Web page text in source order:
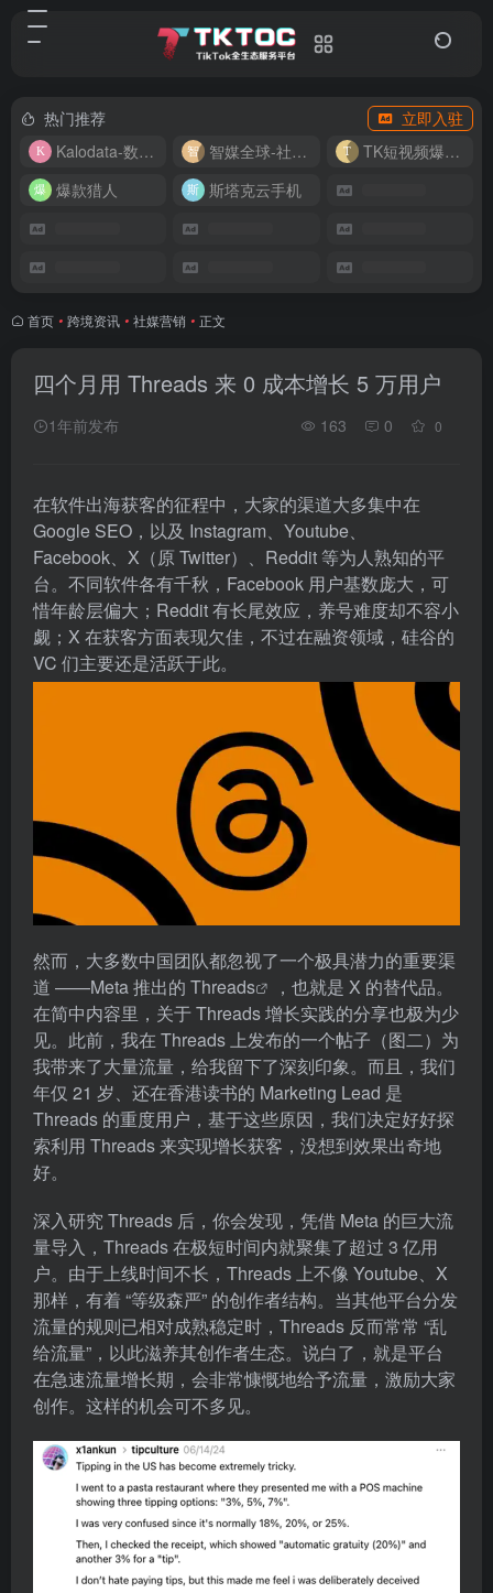
热门推荐
立即入驻
Kalodata-数据分析平台
智媒全球-社媒管理平台
TK短视频爆款复刻
爆款猎人
斯塔克云手机
首页 • 跨境资讯 • 社媒营销 • 正文
四个月用 Threads 来 0 成本增长 5 万用户
1年前发布 163 0 0
在软件出海获客的征程中，大家的渠道大多集中在
Google SEO，以及 Instagram、Youtube、
Facebook、X（原 Twitter）、Reddit 等为人熟知的平
台。不同软件各有千秋，Facebook 用户基数庞大，可
惜年龄层偏大；Reddit 有长尾效应，养号难度却不容小
觑；X 在获客方面表现欠佳，不过在融资领域，硅谷的
VC 们主要还是活跃于此。
然而，大多数中国团队都忽视了一个极具潜力的重要渠
道 ——Meta 推出的 Threads
，也就是 X 的替代品。
在简中内容里，关于 Threads 增长实践的分享也极为少
见。此前，我在 Threads 上发布的一个帖子（图二）为
我带来了大量流量，给我留下了深刻印象。而且，我们
年仅 21 岁、还在香港读书的 Marketing Lead 是
Threads 的重度用户，基于这些原因，我们决定好好探
索利用 Threads 来实现增长获客，没想到效果出奇地
好。
深入研究 Threads 后，你会发现，凭借 Meta 的巨大流
量导入，Threads 在极短时间内就聚集了超过 3 亿用
户。由于上线时间不长，Threads 上不像 Youtube、X
那样，有着 “等级森严” 的创作者结构。当其他平台分发
流量的规则已相对成熟稳定时，Threads 反而常常 “乱
给流量”，以此滋养其创作者生态。说白了，就是平台
在急速流量增长期，会非常慷慨地给予流量，激励大家
创作。这样的机会可不多见。